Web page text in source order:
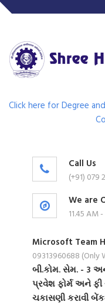
Click here for Degree
Call Us
(+91) 079
We are
11.45 AM
Microsoft Team
09313960688 (Only
બી.કોમ. સેમ. - 3
પ્રવેશ ફોર્મ અને
ચકાસણી કરાવી